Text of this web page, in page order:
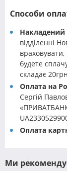
Способи
Накладений
відділенні
будете
складає
Оплата на
Сергій
Оплата
Ми